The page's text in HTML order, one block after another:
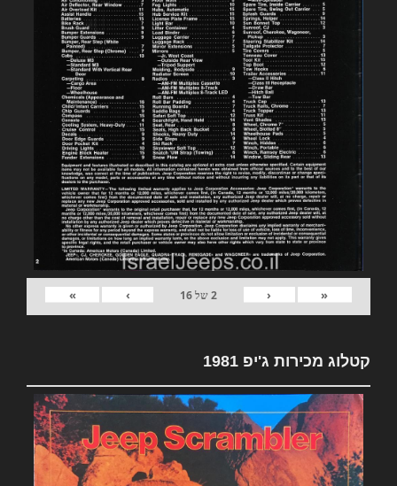
«
‹
2של16
›
»
קטלוג מכירות ג'יפ 1981